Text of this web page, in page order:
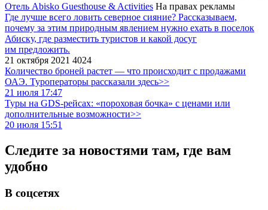
Отель Abisko Guesthouse & Activities На правах рекламы
Где лучше всего ловить северное сияние? Рассказываем,
почему за этим природным явлением нужно ехать в поселок
Абиску, где разместить туристов и какой досуг
им предложить.
21 октября 2021 4024
Количество броней растет — что происходит с продажами
ОАЭ. Туроператоры рассказали здесь>>
21 июля 17:47
Туры на GDS-рейсах: «пороховая бочка» с ценами или
дополнительные возможности>>
20 июля 15:51
Следите за новостями там, где вам
удобно
В соцсетях